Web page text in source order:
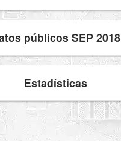
públicos SEP 2018
Estadísticas